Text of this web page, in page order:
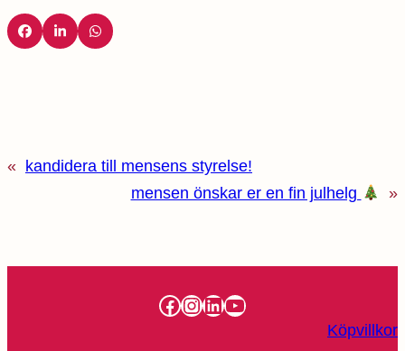
« kandidera till mensens styrelse!
mensen önskar er en fin julhelg
»
Facebook
Instagram
LinkedIn
YouTube
Köpvillkor